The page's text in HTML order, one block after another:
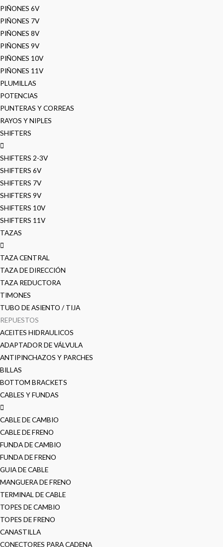
PIÑONES 6V
PIÑONES 7V
PIÑONES 8V
PIÑONES 9V
PIÑONES 10V
PIÑONES 11V
PLUMILLAS
POTENCIAS
PUNTERAS Y CORREAS
RAYOS Y NIPLES
SHIFTERS
SHIFTERS 2-3V
SHIFTERS 6V
SHIFTERS 7V
SHIFTERS 9V
SHIFTERS 10V
SHIFTERS 11V
TAZAS
TAZA CENTRAL
TAZA DE DIRECCIÓN
TAZA REDUCTORA
TIMONES
TUBO DE ASIENTO / TIJA
REPUESTOS
ACEITES HIDRAULICOS
ADAPTADOR DE VÁLVULA
ANTIPINCHAZOS Y PARCHES
BILLAS
BOTTOM BRACKETS
CABLES Y FUNDAS
CABLE DE CAMBIO
CABLE DE FRENO
FUNDA DE CAMBIO
FUNDA DE FRENO
GUIA DE CABLE
MANGUERA DE FRENO
TERMINAL DE CABLE
TOPES DE CAMBIO
TOPES DE FRENO
CANASTILLA
CONECTORES PARA CADENA